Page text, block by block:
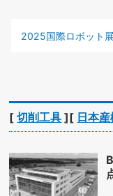
前の記事 :
2025国際ロボット展 過去最多の出展者で産業ロボの新製品や
[切削工具 ][ 日本